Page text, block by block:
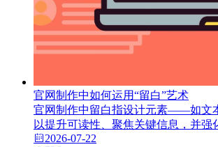
官网制作中如何运用“留白”艺术
官网制作中留白指设计元素——如文
以提升可读性、聚焦关键信息，并
2026-07-22